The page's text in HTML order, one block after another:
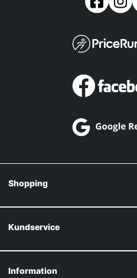
Shopping
Kundservice
Information